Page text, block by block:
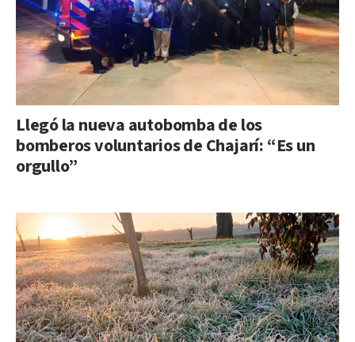
Llegó la nueva autobomba de los
bomberos voluntarios de Chajarí: “Es un
orgullo”